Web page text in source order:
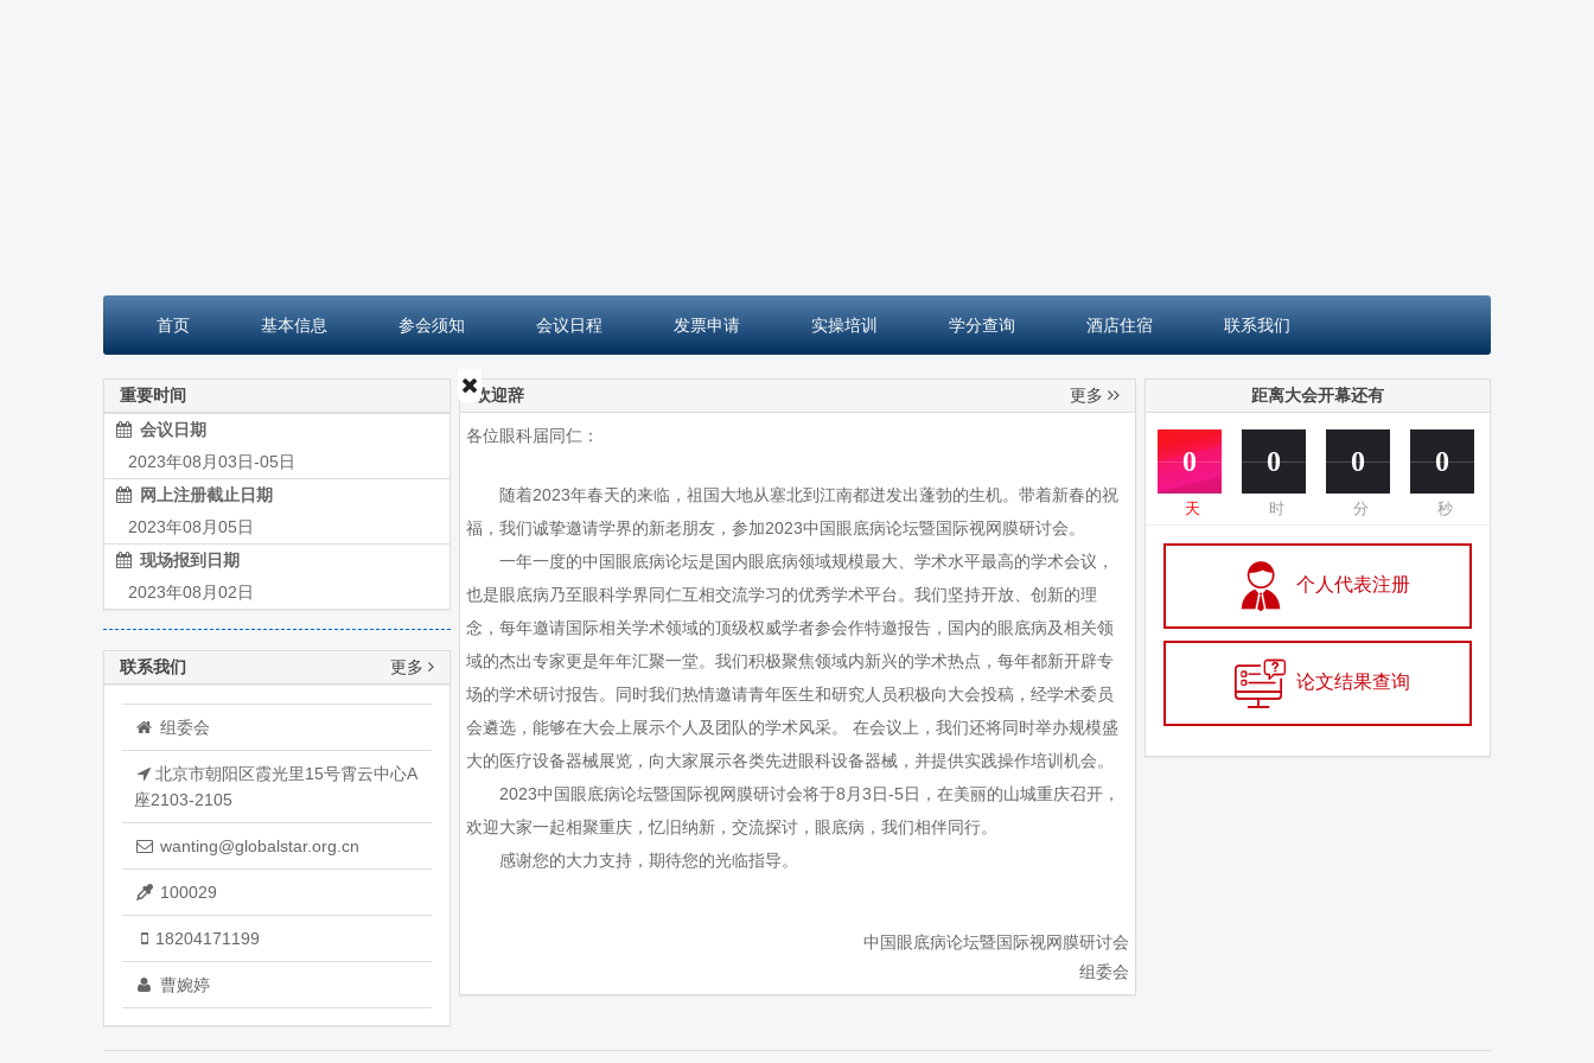
首页 基本信息 参会须知 会议日程 发票申请 实操培训 学分查询 酒店住宿 联系我们
重要时间
会议日期
2023年08月03日-05日
网上注册截止日期
2023年08月05日
现场报到日期
2023年08月02日
联系我们 更多
组委会
北京市朝阳区霞光里15号霄云中心A
座2103-2105
wanting@globalstar.org.cn
100029
18204171199
曹婉婷
欢迎辞 更多
各位眼科届同仁：
随着2023年春天的来临，祖国大地从塞北到江南都迸发出蓬勃的生机。带着新春的祝
福，我们诚挚邀请学界的新老朋友，参加2023中国眼底病论坛暨国际视网膜研讨会。
一年一度的中国眼底病论坛是国内眼底病领域规模最大、学术水平最高的学术会议，
也是眼底病乃至眼科学界同仁互相交流学习的优秀学术平台。我们坚持开放、创新的理
念，每年邀请国际相关学术领域的顶级权威学者参会作特邀报告，国内的眼底病及相关领
域的杰出专家更是年年汇聚一堂。我们积极聚焦领域内新兴的学术热点，每年都新开辟专
场的学术研讨报告。同时我们热情邀请青年医生和研究人员积极向大会投稿，经学术委员
会遴选，能够在大会上展示个人及团队的学术风采。
在会议上，我们还将同时举办规模盛
大的医疗设备器械展览，向大家展示各类先进眼科设备器械，并提供实践操作培训机会。
2023中国眼底病论坛暨国际视网膜研讨会将于8月3日-5日，在美丽的山城重庆召开，
欢迎大家一起相聚重庆，忆旧纳新，交流探讨，眼底病，我们相伴同行。
感谢您的大力支持，期待您的光临指导。
中国眼底病论坛暨国际视网膜研讨会
组委会
距离大会开幕还有
0 0 0 0
天 时 分 秒
 个人代表注册
 论文结果查询